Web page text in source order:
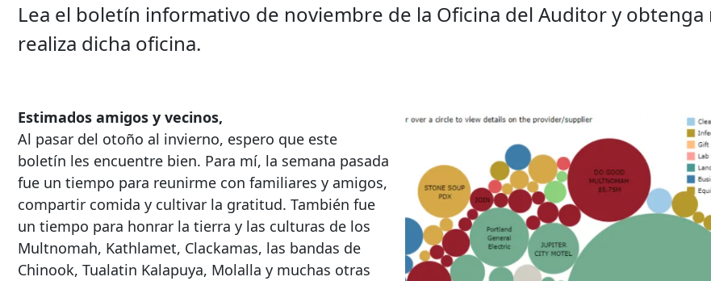
Lea el boletín informativo de noviembre de la Oficina del Auditor y
realiza dicha oficina.
Estimados amigos y vecinos,
Al pasar del otoño al invierno, espero que este
boletín les encuentre bien. Para mí, la semana pasada
fue un tiempo para reunirme con familiares y amigos,
compartir comida y cultivar la gratitud. También fue
un tiempo para honrar la tierra y las culturas de los
Multnomah, Kathlamet, Clackamas, las bandas de
Chinook, Tualatin Kalapuya, Molalla y muchas otras